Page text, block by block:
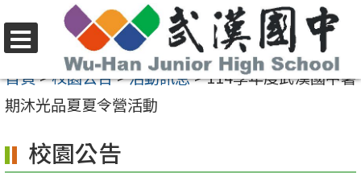
至
要
容
區
選
單
首頁>校園公告>活動訊息>114學年度武漢國中暑
期沐光品夏夏令營活動
校園公告